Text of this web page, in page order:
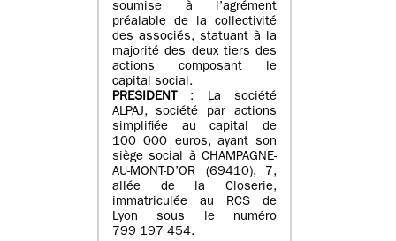
soumise à l’agrément
préalable de la collectivité
des associés, statuant à la
majorité des deux tiers des
actions composant le
capital social.
PRESIDENT
: La société
ALPAJ, société par actions
simplifiée au capital de
100 000 euros, ayant son
siège social à CHAMPAGNE-
AU-MONT-D’OR (69410), 7,
allée de la Closerie,
immatriculée au RCS de
Lyon sous le numéro
799 197 454.